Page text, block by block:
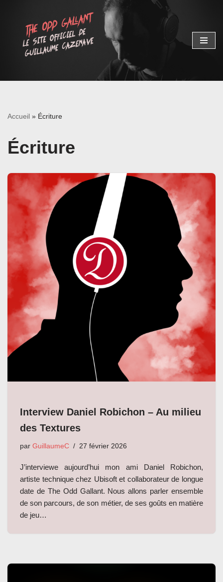
contenu
Accueil » Écriture
Écriture
Interview Daniel Robichon – Au milieu
des Textures
par GuillaumeC 27 février 2026
J’interviewe aujourd’hui mon ami Daniel Robichon,
artiste technique chez Ubisoft et collaborateur de longue
date de The Odd Gallant. Nous allons parler ensemble
de son parcours, de son métier, de ses goûts en matière
de jeu…